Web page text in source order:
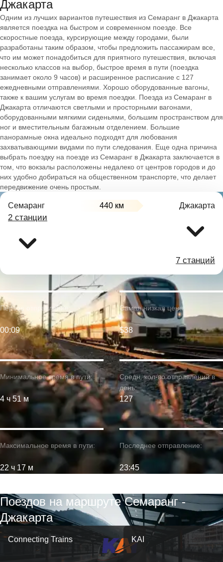
Джакарта
Одним из лучших вариантов путешествия из Семаранг в Джакарта
является поездка на быстром и современном поезде. Все
скоростные поезда, курсирующие между городами, были
разработаны таким образом, чтобы предложить пассажирам все,
что им может понадобиться для приятного путешествия, включая
несколько классов на выбор, быстрое время в пути (поездка
занимает около 9 часов) и расширенное расписание с 127
ежедневными отправлениями. Хорошо оборудованные вагоны,
также к вашим услугам во время поездки. Поезда из Семаранг в
Джакарта отличаются светлыми и просторными вагонами,
оборудованными мягкими сиденьями, большим пространством для
ног и вместительным багажным отделением. Большие
панорамные окна идеально подходят для любования
захватывающими видами по пути следования. Еще одна причина
выбрать поездку на поезде из Семаранг в Джакарта заключается в
том, что вокзалы расположены недалеко от центров городов и до
них удобно добираться на общественном транспорте, что делает
передвижение очень простым.
Семаранг 440 км Джакарта
2 станции
7 станций
Минимальное время в пути:
4 ч 51 м
Первое отправление:
00:09
Максимальное время в пути:
22 ч 17 м
Самая низкая цена:
$38
Средн. кол-во отправлений в
день:
127
Последнее отправление:
23:45
Поездов на маршруте Семаранг -
Джакарта
Connecting Trains KAI